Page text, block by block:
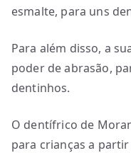
esmalte, para uns
Para além disso, a
poder de abrasão,
dentinhos.
O dentífrico de
para crianças a